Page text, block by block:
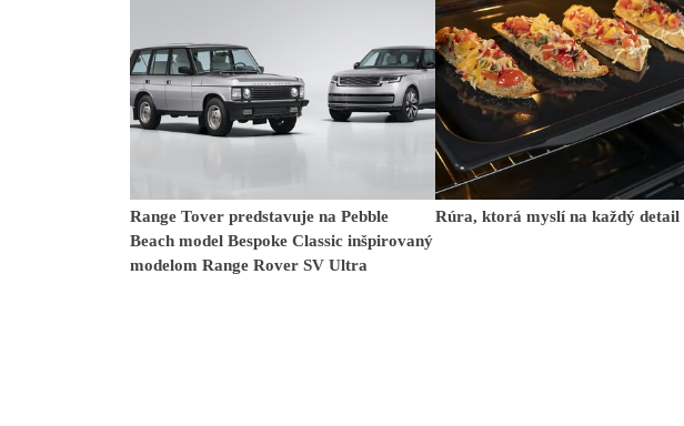
Range Tover predstavuje na Pebble
Beach model Bespoke Classic inšpirovaný
modelom Range Rover SV Ultra
Rúra, ktorá myslí na každý detail